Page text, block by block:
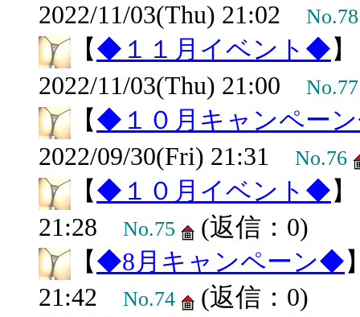
2022/11/03(Thu) 21:02 No.78
【 ◆１１月イベント◆
2022/11/03(Thu) 21:00 No.77
【 ◆１０月キャンペー
2022/09/30(Fri) 21:31 No.76
【 ◆１０月イベント◆
21:28 No.75
(返信：0)
【◆8月キャンペーン◆
21:42 No.74
(返信：0)